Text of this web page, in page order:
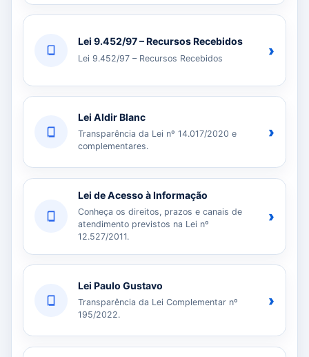
Lei 9.452/97 – Recursos Recebidos
Lei 9.452/97 – Recursos Recebidos ›
Lei Aldir Blanc
Transparência da Lei nº 14.017/2020 e
complementares.
›
Lei de Acesso à Informação
Conheça os direitos, prazos e canais de
atendimento previstos na Lei nº
12.527/2011.
›
Lei Paulo Gustavo
Transparência da Lei Complementar nº
195/2022.
›